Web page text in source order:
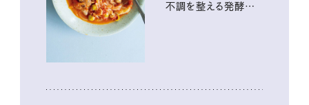
不調を整える発酵レ